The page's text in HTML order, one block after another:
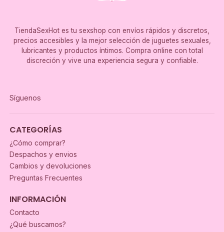
TiendaSexHot es tu sexshop con envíos rápidos y discretos,
precios accesibles y la mejor selección de juguetes sexuales,
lubricantes y productos íntimos. Compra online con total
discreción y vive una experiencia segura y confiable.
Síguenos
CATEGORÍAS
¿Cómo comprar?
Despachos y envios
Cambios y devoluciones
Preguntas Frecuentes
INFORMACIÓN
Contacto
¿Qué buscamos?